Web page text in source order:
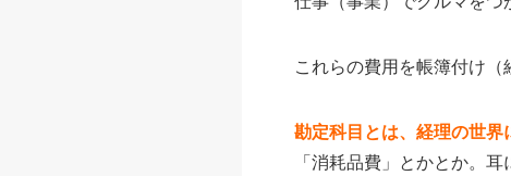
これらの費用を帳簿付け
勘定科目とは、経理の世界
「消耗品費」とかとか。